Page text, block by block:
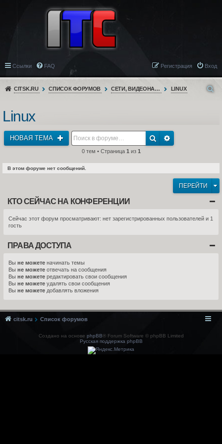
Ссылки FAQ Вход
Регистрация
CITSK.RU СПИСОК ФОРУМОВ СЕТИ, ВИДЕОНАБЛЮДЕНИЕ, ТЕЛЕФОНИЯ LINUX
Linux
НОВАЯ ТЕМА
0 тем • Страница 1 из 1
В этом форуме нет сообщений.
ПЕРЕЙТИ
КТО СЕЙЧАС НА КОНФЕРЕНЦИИ
Сейчас этот форум просматривают: нет зарегистрированных пользователей и 1
гость
ПРАВА ДОСТУПА
Вы не можете начинать темы
Вы не можете отвечать на сообщения
Вы не можете редактировать свои сообщения
Вы не можете удалять свои сообщения
Вы не можете добавлять вложения
citsk.ru Список форумов
Создано на основе phpBB® Forum Software © phpBB Limited
Русская поддержка phpBB